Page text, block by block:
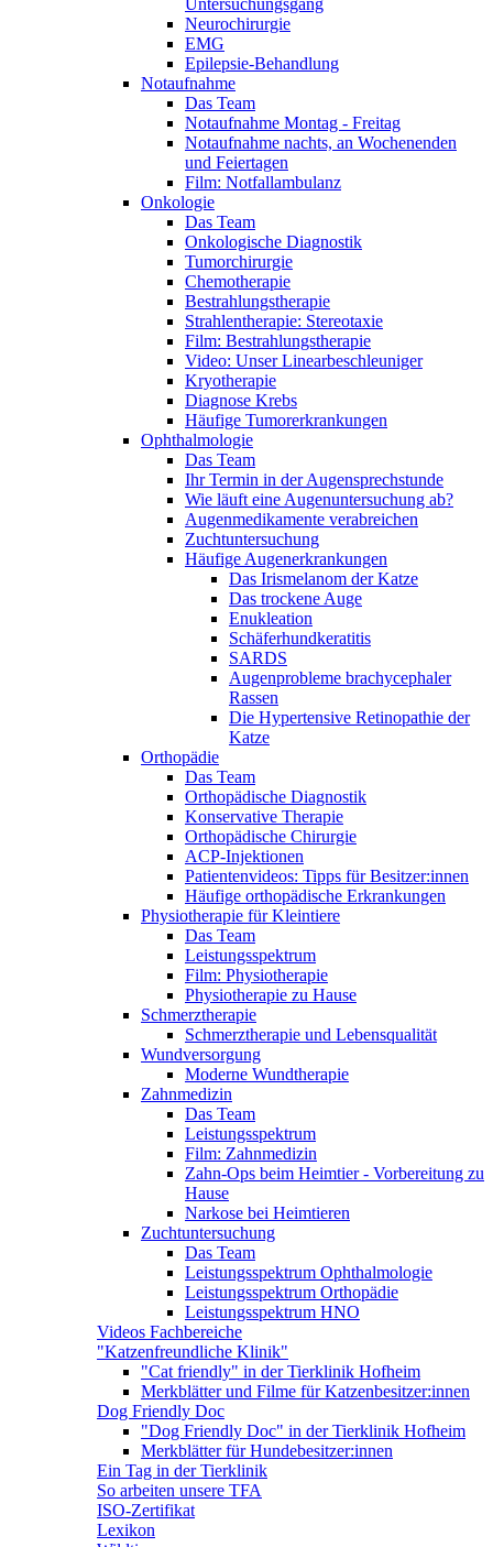
Untersuchungsgang
Neurochirurgie
EMG
Epilepsie-Behandlung
Notaufnahme
Das Team
Notaufnahme Montag - Freitag
Notaufnahme nachts, an Wochenenden
und Feiertagen
Film: Notfallambulanz
Onkologie
Das Team
Onkologische Diagnostik
Tumorchirurgie
Chemotherapie
Bestrahlungstherapie
Strahlentherapie: Stereotaxie
Film: Bestrahlungstherapie
Video: Unser Linearbeschleuniger
Kryotherapie
Diagnose Krebs
Häufige Tumorerkrankungen
Ophthalmologie
Das Team
Ihr Termin in der Augensprechstunde
Wie läuft eine Augenuntersuchung ab?
Augenmedikamente verabreichen
Zuchtuntersuchung
Häufige Augenerkrankungen
Das Irismelanom der Katze
Das trockene Auge
Enukleation
Schäferhundkeratitis
SARDS
Augenprobleme brachycephaler
Rassen
Die Hypertensive Retinopathie der
Katze
Orthopädie
Das Team
Orthopädische Diagnostik
Konservative Therapie
Orthopädische Chirurgie
ACP-Injektionen
Patientenvideos: Tipps für Besitzer:innen
Häufige orthopädische Erkrankungen
Physiotherapie für Kleintiere
Das Team
Leistungsspektrum
Film: Physiotherapie
Physiotherapie zu Hause
Schmerztherapie
Schmerztherapie und Lebensqualität
Wundversorgung
Moderne Wundtherapie
Zahnmedizin
Das Team
Leistungsspektrum
Film: Zahnmedizin
Zahn-Ops beim Heimtier - Vorbereitung zu
Hause
Narkose bei Heimtieren
Zuchtuntersuchung
Das Team
Leistungsspektrum Ophthalmologie
Leistungsspektrum Orthopädie
Leistungsspektrum HNO
Videos Fachbereiche
"Katzenfreundliche Klinik"
"Cat friendly" in der Tierklinik Hofheim
Merkblätter und Filme für Katzenbesitzer:innen
Dog Friendly Doc
"Dog Friendly Doc" in der Tierklinik Hofheim
Merkblätter für Hundebesitzer:innen
Ein Tag in der Tierklinik
So arbeiten unsere TFA
ISO-Zertifikat
Lexikon